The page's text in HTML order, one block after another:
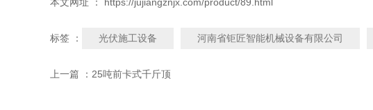
标签 ： 光伏施工设备 河南省钜匠智能机械设备有限公司
上一篇 ： 25吨前卡式千斤顶